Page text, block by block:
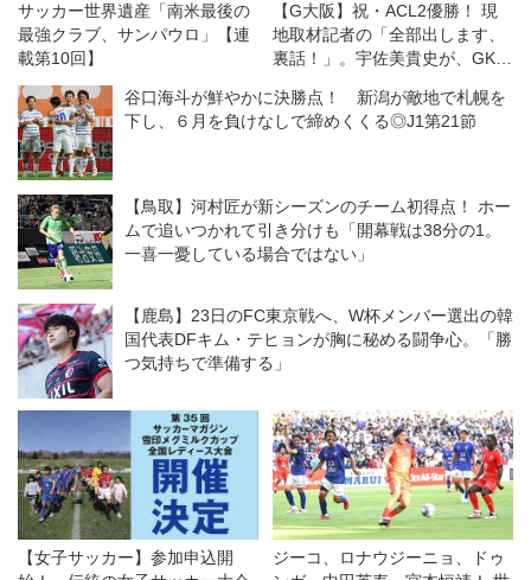
サッカー世界遺産「南米最後の
最強クラブ、サンパウロ」【連
載第10回】
【G大阪】祝・ACL2優勝！ 現
地取材記者の「全部出します、
裏話！」。宇佐美貴史が、GKチ
谷口海斗が鮮やかに決勝点！ 新潟が敵地で札幌を
下し、６月を負けなしで締めくくる◎J1第21節
【鳥取】河村匠が新シーズンのチーム初得点！ ホー
ムで追いつかれて引き分けも「開幕戦は38分の1。
一喜一憂している場合ではない」
【鹿島】23日のFC東京戦へ、W杯メンバー選出の韓
国代表DFキム・テヒョンが胸に秘める闘争心。「勝
つ気持ちで準備する」
【女子サッカー】参加申込開
ジーコ、ロナウジーニョ、ドゥ